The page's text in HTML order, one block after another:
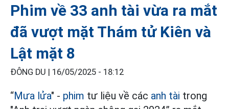
Phim về 33 anh tài vừa ra mắt
đã vượt mặt Thám tử Kiên và
Lật mặt 8
ĐÔNG DU | 16/05/2025 - 18:12
“Mưa lửa" - phim tư liệu về các anh tài trong